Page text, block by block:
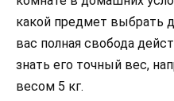
какой предмет выбрать
вас полная свобода
знать его точный вес,
весом 5 кг.